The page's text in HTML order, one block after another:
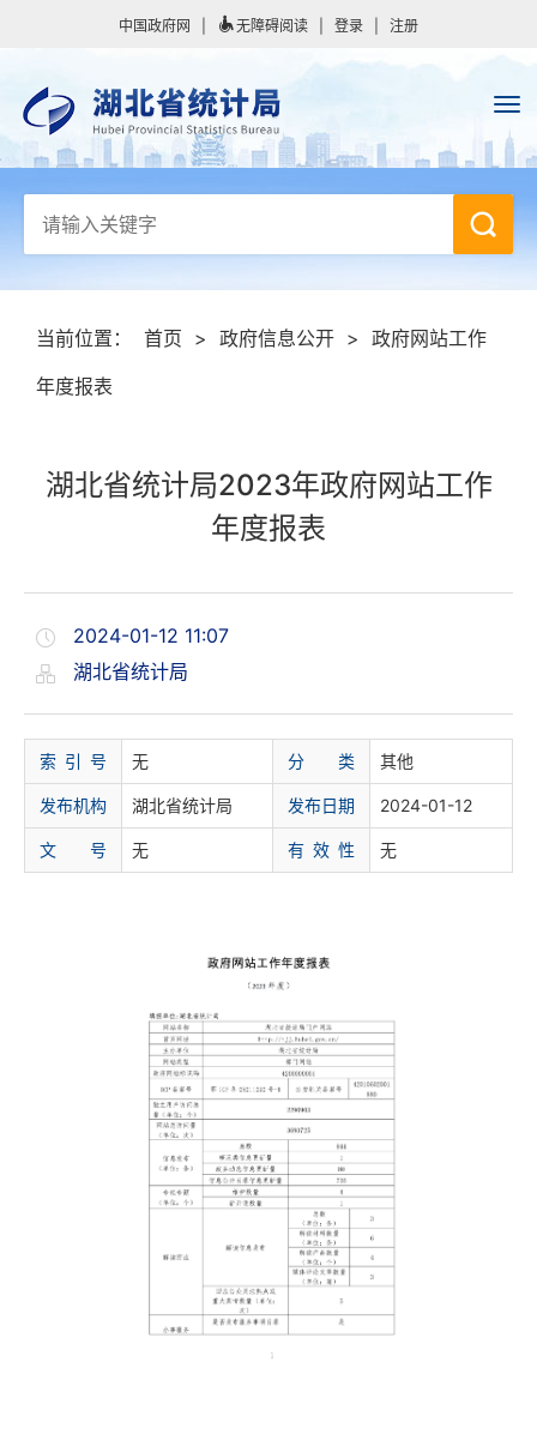
中国政府网 无障碍阅读 登录 注册
当前位置： 首页 > 政府信息公开 > 政府网站工作
年度报表
湖北省统计局2023年政府网站工作
年度报表
2024-01-12 11:07
湖北省统计局
索 引 号 无 分 类 其他
发布机构 湖北省统计局 发布日期 2024-01-12
文 号 无 有 效 性 无